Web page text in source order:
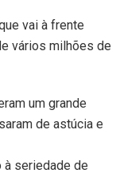
vai à frente
vários milhões de
um grande
de astúcia e
à seriedade de